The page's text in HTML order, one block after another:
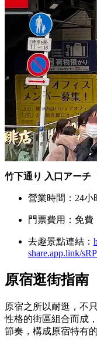
竹下通り 入口アーチ
營業時間：24小
門票費用：免費
去趣景點連結：
share.app.link/
原宿逛街指南
原宿之所以耐逛，不
性格的街區組合而成
節奏，構成原宿特有的